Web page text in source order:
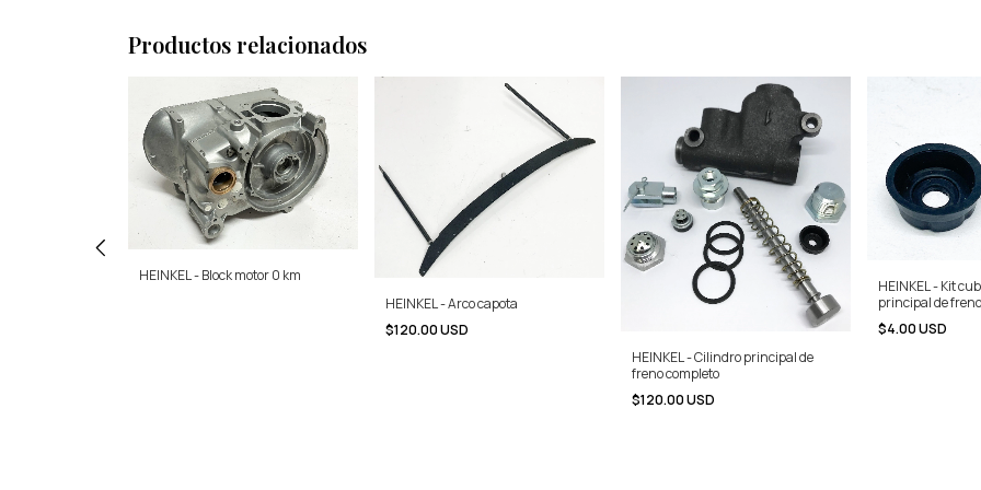
Productos relacionados
HEINKEL - Block motor 0 km
HEINKEL - Arco capota
$120.00 USD
HEINKEL - Cilindro principal de
freno completo
$120.00 USD
HEINKEL - Kit
principal de freno
$4.00 USD